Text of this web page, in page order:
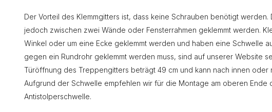
Der Vorteil des Klemmgitters ist, dass keine Schrauben benötigt
jedoch zwischen zwei Wände oder Fensterrahmen geklemmt werden.
Winkel oder um eine Ecke geklemmt werden und haben eine Schwelle
gegen ein Rundrohr geklemmt werden muss, sind auf unserer Website
Türöffnung des Treppengitters beträgt 49 cm und kann nach innen
Aufgrund der Schwelle empfehlen wir für die Montage am oberen Ende
Antistolperschwelle.